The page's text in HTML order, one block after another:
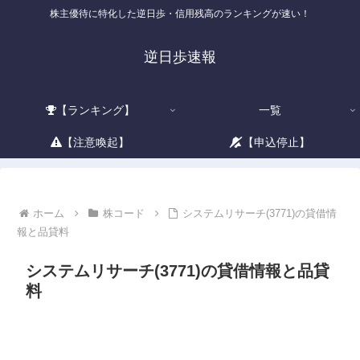
株主優待に特化した逆日歩・信用残高のランキングが速い！
逆日歩速報
【ランキング】 一覧
【注意喚起】 【申込停止】
ホーム 株コード
システムリサーチ(3771)の貸借情
報と品貸料
システムリサーチ(3771)の貸借情報と品貸
料